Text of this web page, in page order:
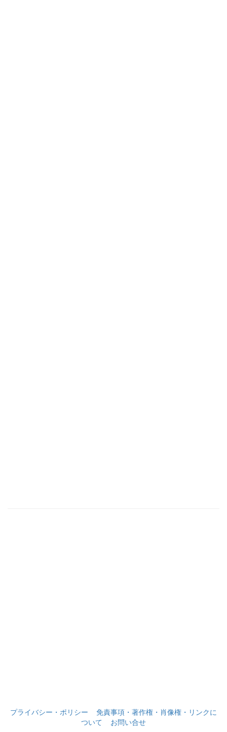
プライバシー・ポリシー
免責事項・著作権・肖像権・リンクに
ついて
お問い合せ